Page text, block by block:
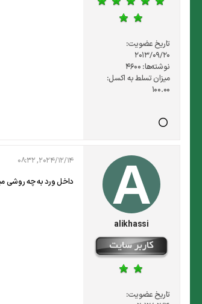
تاریخ عضویت:
2013/09/20
نوشته‌ها: 4600
میزان تسلط به اکسل:
100.00
alikhassi
تاریخ عضویت:
2024/12/14, 08:32
داخل ورد به چه روشی